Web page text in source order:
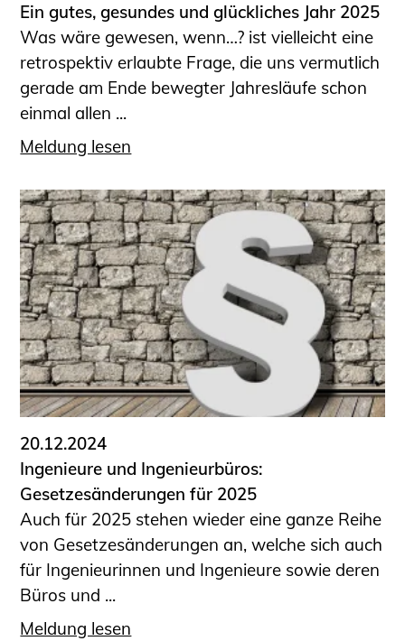
Ein gutes, gesundes und glückliches Jahr 2025
Was wäre gewesen, wenn…? ist vielleicht eine
retrospektiv erlaubte Frage, die uns vermutlich
gerade am Ende bewegter Jahresläufe schon
einmal allen ...
Meldung lesen
20.12.2024
Ingenieure und Ingenieurbüros:
Gesetzesänderungen für 2025
Auch für 2025 stehen wieder eine ganze Reihe
von Gesetzesänderungen an, welche sich auch
für Ingenieurinnen und Ingenieure sowie deren
Büros und ...
Meldung lesen